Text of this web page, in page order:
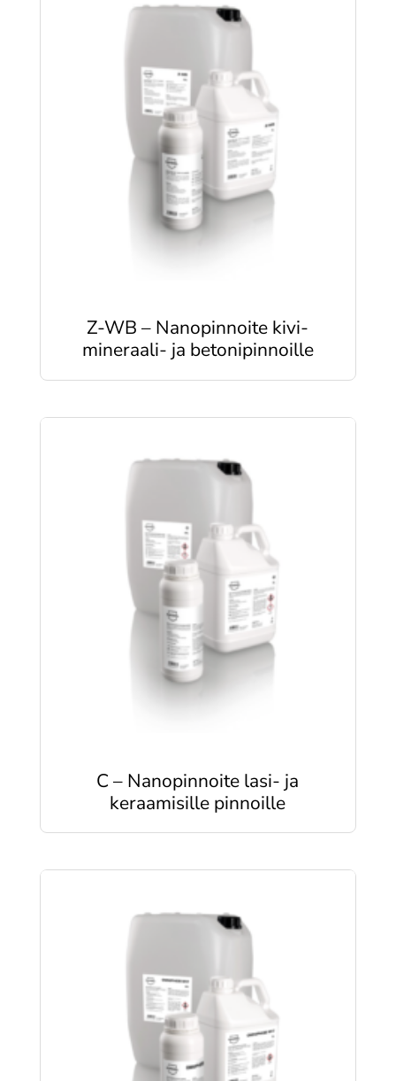
Z-WB – Nanopinnoite kivi-
mineraali- ja betonipinnoille
C – Nanopinnoite lasi- ja
keraamisille pinnoille